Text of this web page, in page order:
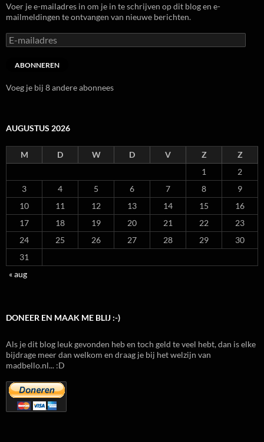
Voer je e-mailadres in om je in te schrijven op dit blog en e-
mailmeldingen te ontvangen van nieuwe berichten.
E-
mailadres
ABONNEREN
Voeg je bij 8 andere abonnees
AUGUSTUS 2026
M D W D V Z
Z
1
2
3
4 5 6 7 8
9
10
11 12 13 14 15
16
17
18 19 20 21 22
23
24
25 26 27 28 29
30
31
« aug
DONEER EN MAAK ME BLIJ :-)
Als je dit blog leuk gevonden heb en toch geld te veel hebt, dan is elke
bijdrage meer dan welkom en draag je bij het welzijn van
madbello.nl... :D